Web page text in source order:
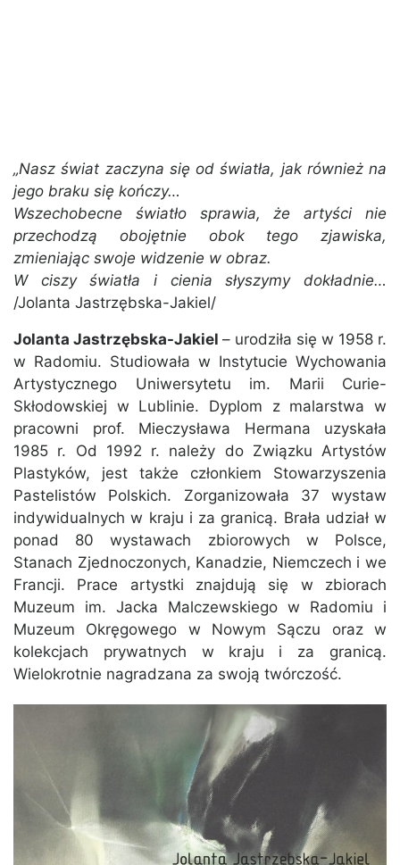
„Nasz świat zaczyna się od światła, jak również na
jego braku się kończy…
Wszechobecne światło sprawia, że artyści nie
przechodzą obojętnie obok tego zjawiska,
zmieniając swoje widzenie w obraz.
W ciszy światła i cienia słyszymy dokładnie…
/Jolanta Jastrzębska-Jakiel/
Jolanta Jastrzębska-Jakiel – urodziła się w 1958 r.
w Radomiu. Studiowała w Instytucie Wychowania
Artystycznego Uniwersytetu im. Marii Curie-
Skłodowskiej w Lublinie. Dyplom z malarstwa w
pracowni prof. Mieczysława Hermana uzyskała
1985 r. Od 1992 r. należy do Związku Artystów
Plastyków, jest także członkiem Stowarzyszenia
Pastelistów Polskich. Zorganizowała 37 wystaw
indywidualnych w kraju i za granicą. Brała udział w
ponad 80 wystawach zbiorowych w Polsce,
Stanach Zjednoczonych, Kanadzie, Niemczech i we
Francji. Prace artystki znajdują się w zbiorach
Muzeum im. Jacka Malczewskiego w Radomiu i
Muzeum Okręgowego w Nowym Sączu oraz w
kolekcjach prywatnych w kraju i za granicą.
Wielokrotnie nagradzana za swoją twórczość.